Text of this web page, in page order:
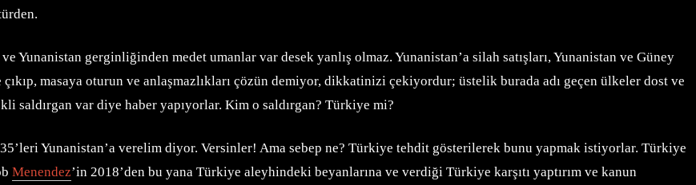
gerginliğinden medet umanlar var desek yanlış olmaz. Yunanistan’a silah satışları, Yunanistan ve Güney
çıkıp, masaya oturun ve anlaşmazlıkları çözün demiyor, dikkatinizi çekiyordur; üstelik burada adı geçen ülkeler dost ve
var diye haber yapıyorlar. Kim o saldırgan? Türkiye mi?
Yunanistan’a verelim diyor. Versinler! Ama sebep ne? Türkiye tehdit gösterilerek bunu yapmak istiyorlar. Türkiye
Menendez’in 2018’den bu yana Türkiye aleyhindeki beyanlarına ve verdiği Türkiye karşıtı yaptırım ve kanun